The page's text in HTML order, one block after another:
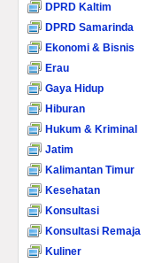
DPRD Kaltim
DPRD Samarinda
Ekonomi & Bisnis
Erau
Gaya Hidup
Hiburan
Hukum & Kriminal
Jatim
Kalimantan Timur
Kesehatan
Konsultasi
Konsultasi Remaja
Kuliner